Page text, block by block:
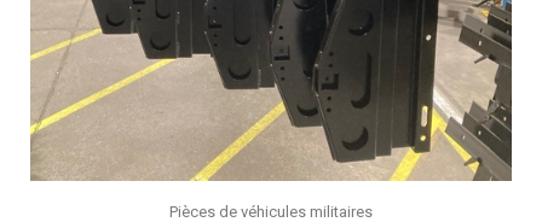
Pièces de véhicules militaires